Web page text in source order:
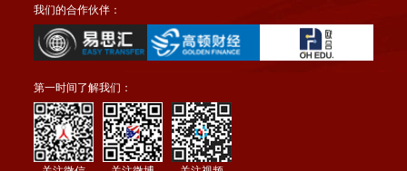
我们的合作伙伴：
第一时间了解我们：